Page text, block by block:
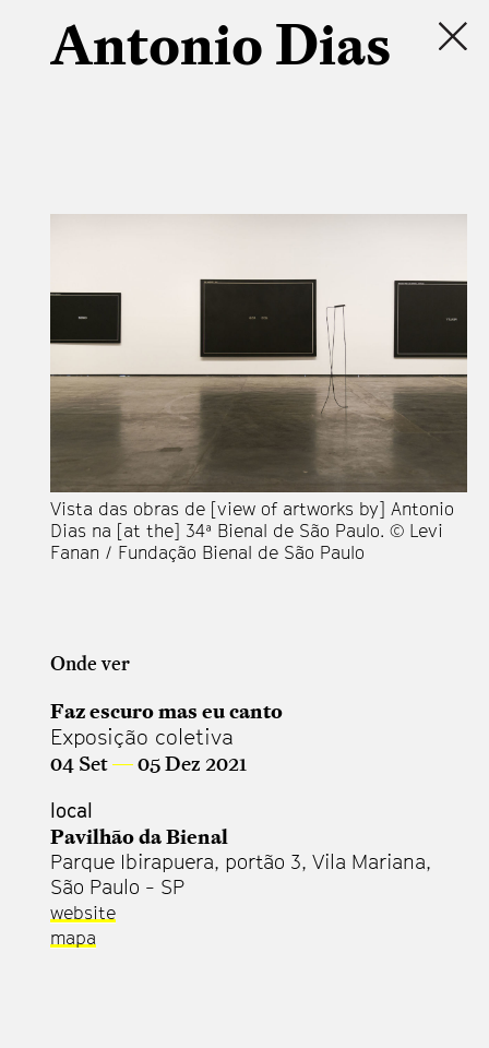
Antonio Dias
Vista das obras de [view of artworks by] Antonio
Dias na [at the] 34ª Bienal de São Paulo. © Levi
Fanan / Fundação Bienal de São Paulo
Onde ver
Faz escuro mas eu canto
Exposição coletiva
04 Set—05 Dez 2021
local
Pavilhão da Bienal
Parque Ibirapuera, portão 3, Vila Mariana,
São Paulo - SP
website
mapa